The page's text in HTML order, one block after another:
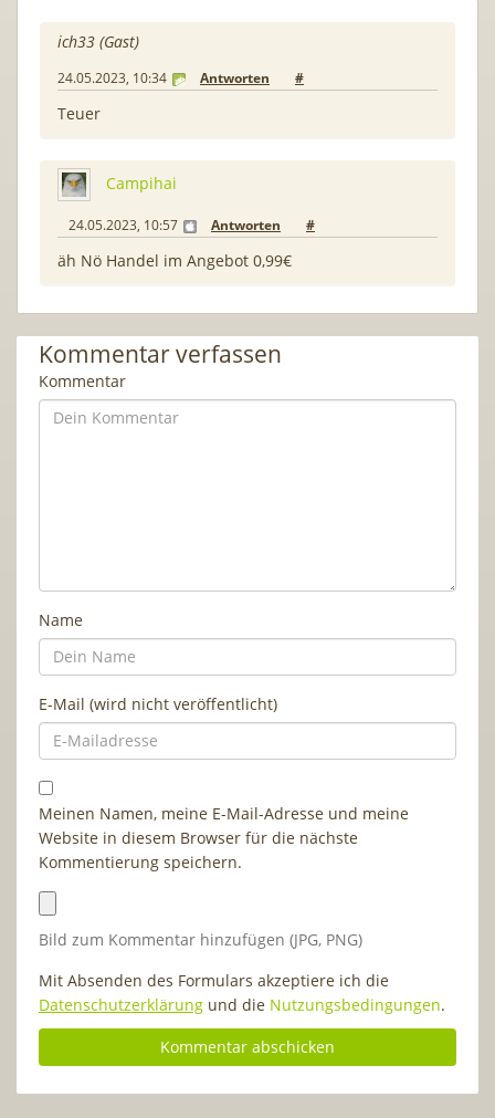
ich33 (Gast)
24.05.2023, 10:34 Antworten #
Teuer
Campihai
24.05.2023, 10:57 Antworten #
äh Nö Handel im Angebot 0,99€
Kommentar verfassen
Kommentar
Name
E-Mail (wird nicht veröffentlicht)
Meinen Namen, meine E-Mail-Adresse und meine
Website in diesem Browser für die nächste
Kommentierung speichern.
Bild zum Kommentar hinzufügen (JPG, PNG)
Mit Absenden des Formulars akzeptiere ich die
Datenschutzerklärung und die Nutzungsbedingungen.